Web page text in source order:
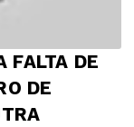
FALTA DE
DE